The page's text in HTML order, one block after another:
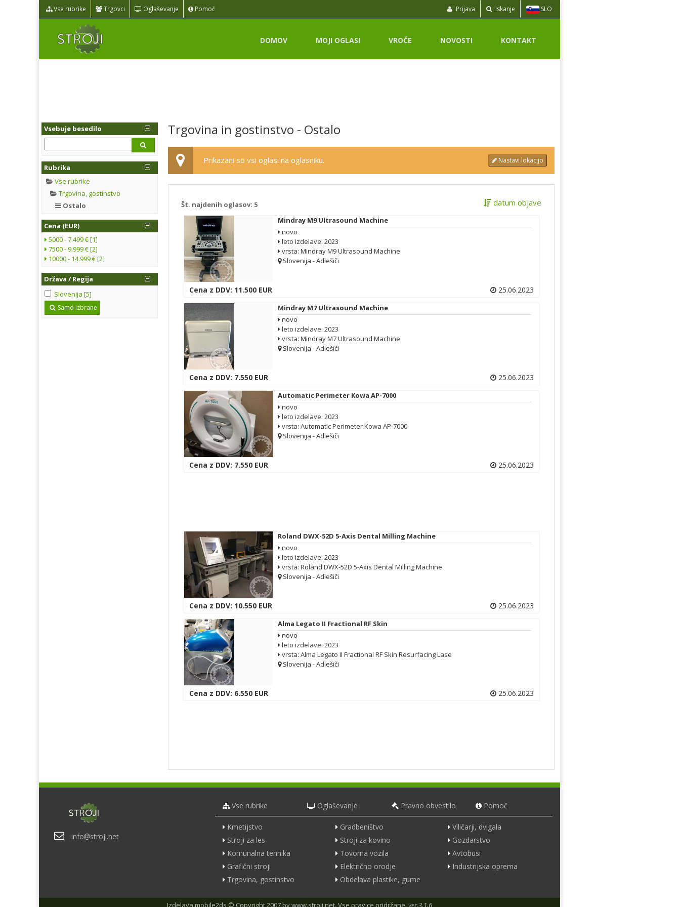
Vse rubrike Trgovci Oglaševanje Pomoč Prijava Iskanje SLO
DOMOV MOJI OGLASI VROČE NOVOSTI KONTAKT
Vsebuje besedilo
Rubrika
Vse rubrike
Trgovina, gostinstvo
Ostalo
Cena (EUR)
5000 - 7.499 € [1]
7500 - 9.999 € [2]
10000 - 14.999 € [2]
Država / Regija
Slovenija [5]
Samo izbrane
Trgovina in gostinstvo - Ostalo
Prikazani so vsi oglasi na oglasniku. Nastavi lokacijo
Št. najdenih oglasov: 5 datum objave
Mindray M9 Ultrasound Machine
novo
leto izdelave: 2023
vrsta: Mindray M9 Ultrasound Machine
Slovenija - Adlešiči
Cena z DDV: 11.500 EUR 25.06.2023
Mindray M7 Ultrasound Machine
novo
leto izdelave: 2023
vrsta: Mindray M7 Ultrasound Machine
Slovenija - Adlešiči
Cena z DDV: 7.550 EUR 25.06.2023
Automatic Perimeter Kowa AP-7000
novo
leto izdelave: 2023
vrsta: Automatic Perimeter Kowa AP-7000
Slovenija - Adlešiči
Cena z DDV: 7.550 EUR 25.06.2023
Roland DWX-52D 5-Axis Dental Milling Machine
novo
leto izdelave: 2023
vrsta: Roland DWX-52D 5-Axis Dental Milling Machine
Slovenija - Adlešiči
Cena z DDV: 10.550 EUR 25.06.2023
Alma Legato II Fractional RF Skin
novo
leto izdelave: 2023
vrsta: Alma Legato II Fractional RF Skin Resurfacing Lase
Slovenija - Adlešiči
Cena z DDV: 6.550 EUR 25.06.2023
info stroji.net
Vse rubrike Oglaševanje Pravno obvestilo Pomoč
Kmetijstvo Gradbeništvo
Viličarji, dvigala
Stroji za les
Stroji za kovino
Gozdarstvo
Komunalna tehnika
Tovorna vozila
Avtobusi
Grafični stroji
Električno orodje
Industrijska oprema
Trgovina, gostinstvo
Obdelava plastike, gume
Izdelava mobile2ds © Copyright 2007 bywww.stroji.net. Vse pravice pridržane. ver.3.1.6